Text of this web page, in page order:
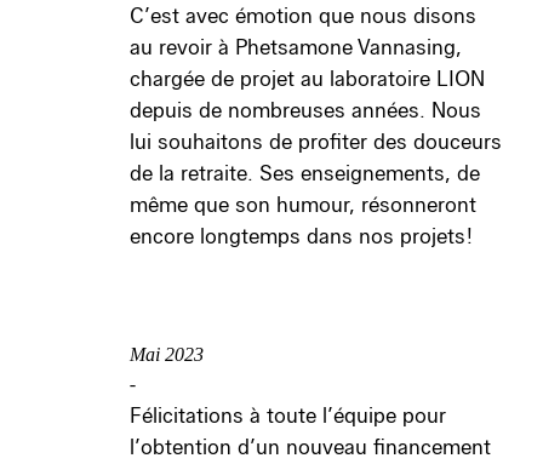
C’est avec émotion que nous disons
au revoir à Phetsamone Vannasing,
chargée de projet au laboratoire LION
depuis de nombreuses années. Nous
lui souhaitons de profiter des douceurs
de la retraite. Ses enseignements, de
même que son humour, résonneront
encore longtemps dans nos projets!
Mai 2023
-
Félicitations à toute l’équipe pour
l’obtention d’un nouveau financement